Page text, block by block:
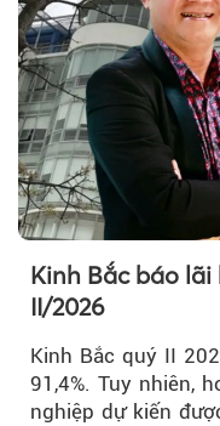
Kinh Bắc báo
II/2026
Kinh Bắc quý II
91,4%. Tuy nhiên,
nghiệp dự kiến